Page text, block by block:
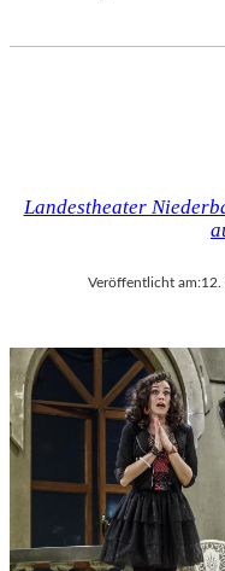
Landestheater
Veröffentlicht am:12.